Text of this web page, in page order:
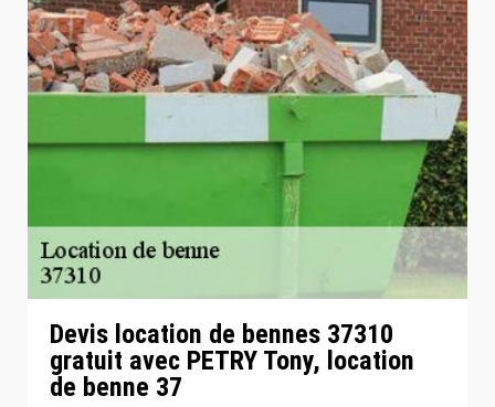
Devis location de bennes 37310
gratuit avec PETRY Tony, location
de benne 37